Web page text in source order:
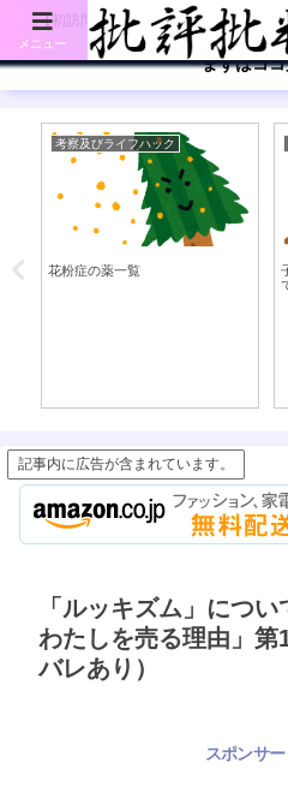
【初訪問の方は、下記の「まずはコ
「まずはコ
考察及びライフハック
花粉症の薬一覧
記事内に広告が含まれています。
「ルッキズム」につ
わたしを売る理由」第
バレあり）
スポンサ
メニュー